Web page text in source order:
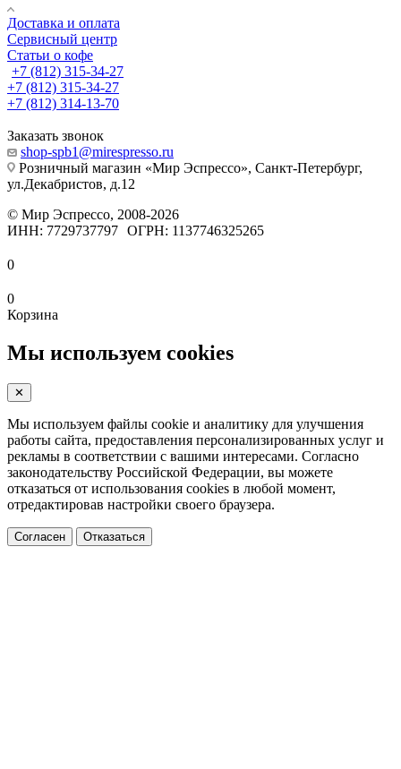
Доставка и оплата
Сервисный центр
Статьи о кофе
+7 (812) 315-34-27
+7 (812) 315-34-27
+7 (812) 314-13-70
Заказать звонок
shop-spb1@mirespresso.ru
Розничный магазин «Мир Эспрессо», Санкт-Петербург,
ул.Декабристов, д.12
© Мир Эспрессо, 2008-2026
ИНН: 7729737797 ОГРН: 1137746325265
0
0
Корзина
Мы используем cookies
✕
Мы используем файлы cookie и аналитику для улучшения
работы сайта, предоставления персонализированных услуг и
рекламы в соответствии с вашими интересами. Согласно
законодательству Российской Федерации, вы можете
отказаться от использования cookies в любой момент,
отредактировав настройки своего браузера.
Согласен Отказаться